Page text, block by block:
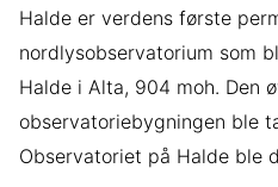
Halde er verdens første
nordlysobservatorium som
Halde i Alta, 904 moh. Den
observatoriebygningen ble
Observatoriet på Halde ble